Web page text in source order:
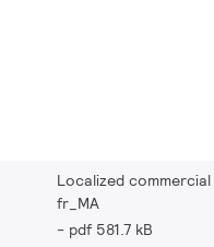
pouvez créer une
et de pièces de
la bonne quantité
de vos rues. De
TownTune est
à des applications de
Localized
fr_MA
pdf 581.7 kB